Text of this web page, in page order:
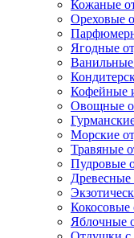
Кожаные
Ореховые
Ягодные
Кофейные
Овощные
Морские
Травяные
Пудровые
Кокосовые
Яблочные